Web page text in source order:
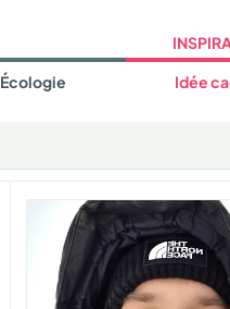
Écologie Idée